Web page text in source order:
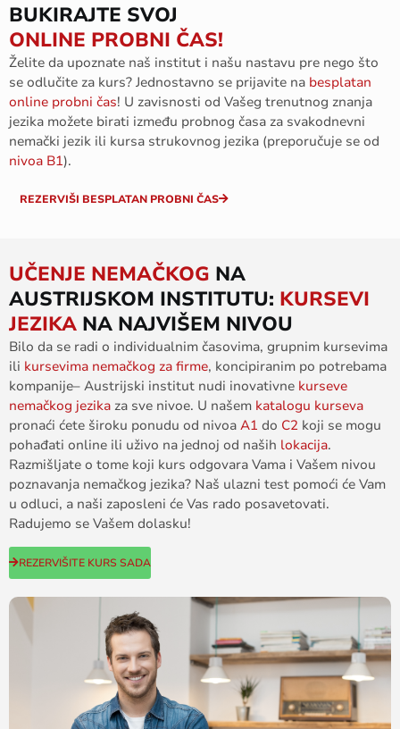
BUKIRAJTE SVOJ
ONLINE PROBNI ČAS!
Želite da upoznate naš institut i našu nastavu pre nego što
se odlučite za kurs? Jednostavno se prijavite na besplatan
online probni čas! U zavisnosti od Vašeg trenutnog znanja
jezika možete birati između probnog časa za svakodnevni
nemački jezik ili kursa strukovnog jezika (preporučuje se od
nivoa B1).
REZERVIŠI BESPLATAN PROBNI ČAS
UČENJE NEMAČKOG NA
AUSTRIJSKOM INSTITUTU: KURSEVI
JEZIKA NA NAJVIŠEM NIVOU
Bilo da se radi o individualnim časovima, grupnim kursevima
ili kursevima nemačkog za firme, koncipiranim po potrebama
kompanije– Austrijski institut nudi inovativne kurseve
nemačkog jezika za sve nivoe. U našem katalogu kurseva
pronaći ćete široku ponudu od nivoa A1 do C2 koji se mogu
pohađati online ili uživo na jednoj od naših lokacija.
Razmišljate o tome koji kurs odgovara Vama i Vašem nivou
poznavanja nemačkog jezika? Naš ulazni test pomoći će Vam
u odluci, a naši zaposleni će Vas rado posavetovati.
Radujemo se Vašem dolasku!
REZERVIŠITE KURS SADA